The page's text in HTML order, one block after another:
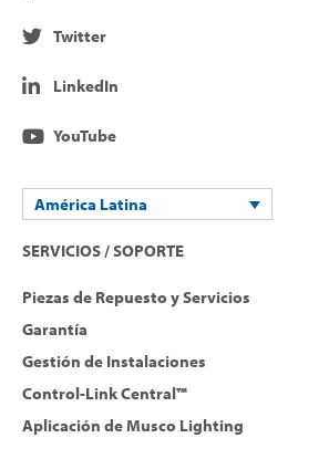
Twitter
LinkedIn
YouTube
América Latina
SERVICIOS / SOPORTE
Piezas de Repuesto y Servicios
Garantía
Gestión de Instalaciones
Control-Link Central™
Aplicación de Musco Lighting